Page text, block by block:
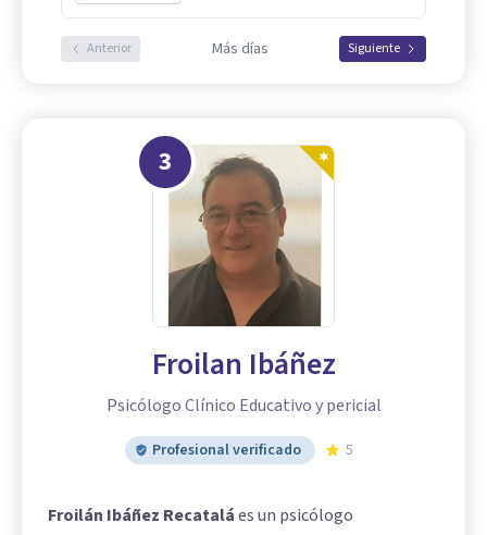
Anterior Más días Siguiente
3
Froilan Ibáñez
Psicólogo Clínico Educativo y pericial
Profesional verificado 5
Froilán Ibáñez Recataláes un psicólogo